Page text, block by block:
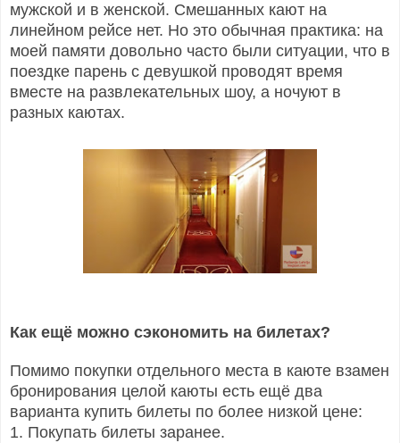
мужской и в женской. Смешанных кают на
линейном рейсе нет. Но это обычная практика: на
моей памяти довольно часто были ситуации, что в
поездке парень с девушкой проводят время
вместе на развлекательных шоу, а ночуют в
разных каютах.
Как ещё можно сэкономить на билетах?
Помимо покупки отдельного места в каюте взамен
бронирования целой каюты есть ещё два
варианта купить билеты по более низкой цене:
1. Покупать билеты заранее.